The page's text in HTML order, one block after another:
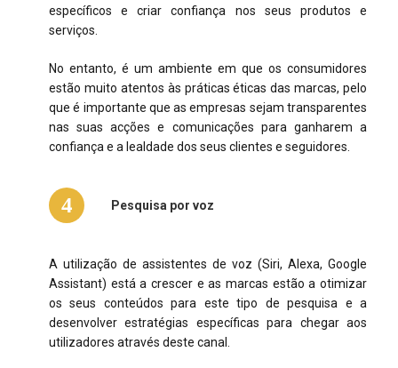
específicos e criar confiança nos seus produtos e
serviços.
No entanto, é um ambiente em que os consumidores
estão muito atentos às práticas éticas das marcas, pelo
que é importante que as empresas sejam transparentes
nas suas acções e comunicações para ganharem a
confiança e a lealdade dos seus clientes e seguidores.
4 Pesquisa por voz
A utilização de assistentes de voz (Siri, Alexa, Google
Assistant) está a crescer e as marcas estão a otimizar
os seus conteúdos para este tipo de pesquisa e a
desenvolver estratégias específicas para chegar aos
utilizadores através deste canal.